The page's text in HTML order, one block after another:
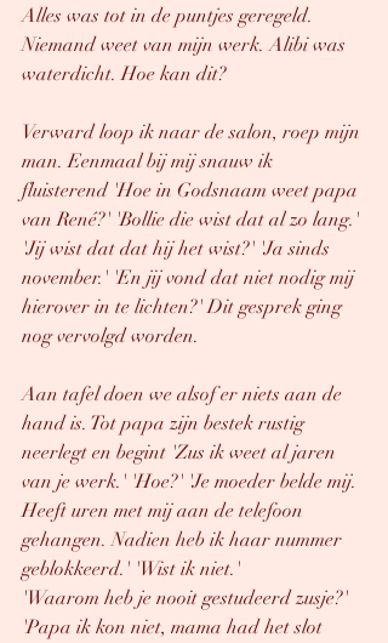
Alles was tot in de puntjes geregeld.
Niemand weet van mijn werk. Alibi was
waterdicht. Hoe kan dit?
Verward loop ik naar de salon, roep mijn
man. Eenmaal bij mij snauw ik
fluisterend 'Hoe in Godsnaam weet papa
van René?' 'Bollie die wist dat al zo lang.'
'Jij wist dat dat hij het wist?' 'Ja sinds
november.' 'En jij vond dat niet nodig mij
hierover in te lichten?' Dit gesprek ging
nog vervolgd worden.
Aan tafel doen we alsof er niets aan de
hand is. Tot papa zijn bestek rustig
neerlegt en begint 'Zus ik weet al jaren
van je werk.' 'Hoe?' 'Je moeder belde mij.
Heeft uren met mij aan de telefoon
gehangen. Nadien heb ik haar nummer
geblokkeerd.' 'Wist ik niet.'
'Waarom heb je nooit gestudeerd zusje?'
'Papa ik kon niet, mama had het slot